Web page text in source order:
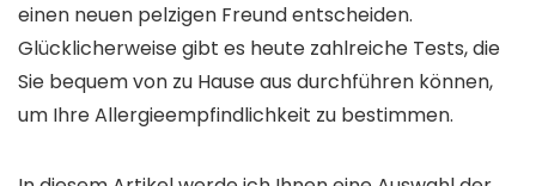
einen neuen pelzigen Freund entscheiden.
Glücklicherweise gibt es heute zahlreiche Tests, die
Sie bequem von zu Hause aus durchführen können,
um Ihre Allergieempfindlichkeit zu bestimmen.